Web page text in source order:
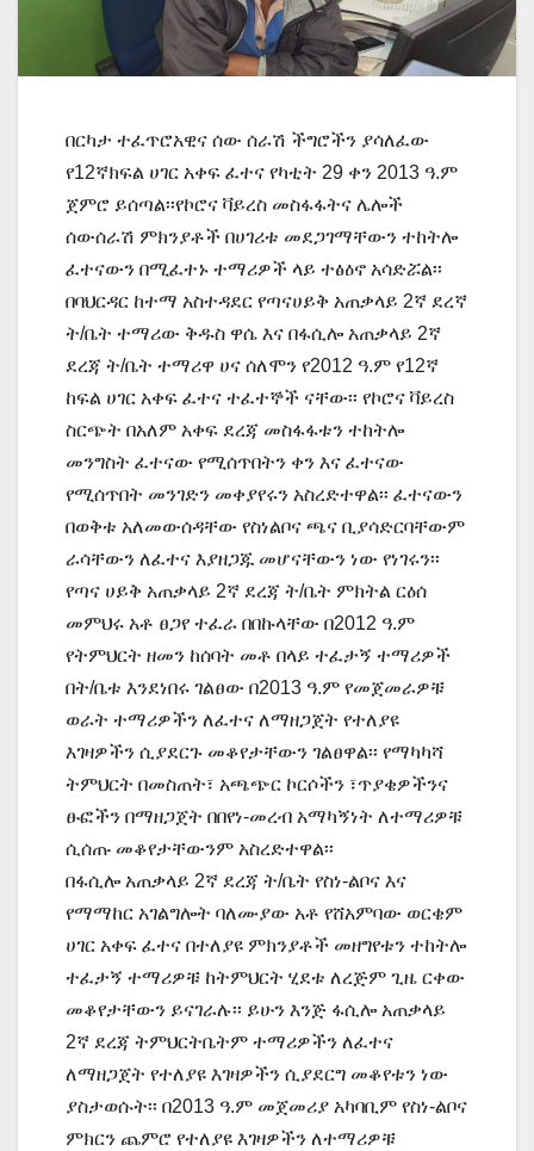
በርካታ ተፈጥሮአዊና ሰው ሰራሽ ችግሮችን ያሳለፈው
የ12ኛክፍል ሀገር አቀፍ ፈተና የካቲት 29 ቀን 2013 ዓ.ም
ጀምሮ ይሰጣል፡፡የኮሮና ቫይረስ መስፋፋትና ሌሎች
ሰውሰራሽ ምክንያቶች በሀገሪቱ መደጋገማቸውን ተከትሎ
ፈተናውን በሚፈተኑ ተማሪዎች ላይ ተፅዕኖ አሳድሯል፡፡
በባህርዳር ከተማ አስተዳደር የጣናሀይቅ አጠቃላይ 2ኛ ደረኛ
ት/ቤት ተማሪው ቅዱስ ዋሴ እና በፋሲሎ አጠቃላይ 2ኛ
ደረጃ ት/ቤት ተማሪዋ ሀና ሰለሞን የ2012 ዓ.ም የ12ኛ
ከፍል ሀገር አቀፍ ፈተና ተፈተኞች ናቸው፡፡ የኮሮና ቫይረስ
ስርጭት በአለም አቀፍ ደረጃ መስፋፋቱን ተከትሎ
መንግስት ፈተናው የሚሰጥበትን ቀን እና ፈተናው
የሚሰጥበት መንገድን መቀያየሩን አስረድተዋል፡፡ ፈተናውን
በወቅቱ አለመውሰዳቸው የስነልቦና ጫና ቢያሳድርባቸውም
ራሳቸውን ለፈተና እያዘጋጁ መሆናቸውን ነው የነገሩን፡፡
የጣና ሀይቅ አጠቃላይ 2ኛ ደረጃ ት/ቤት ምክትል ርዕሰ
መምህሩ አቶ ፀጋየ ተፈራ በበኩላቸው በ2012 ዓ.ም
የትምህርት ዘመን ከሰባት መቶ በላይ ተፈታኝ ተማሪዎች
በት/ቤቱ እንደነበሩ ገልፀው በ2013 ዓ.ም የመጀመራዎቹ
ወራት ተማሪዎችን ለፈተና ለማዘጋጀት የተለያዩ
እገዛዎችን ሲያደርጉ መቆየታቸውን ገልፀዋል፡፡ የማካካሻ
ትምህርት በመስጠት፣ አጫጭር ኮርሶችን ፣ጥያቄዎችንና
ፁፎችን በማዘጋጀት በበየነ-መረብ አማካኝነት ለተማሪዎቹ
ሲሰጡ መቆየታቸውንም አስረድተዋል፡፡
በፋሲሎ አጠቃላይ 2ኛ ደረጃ ት/ቤት የስነ-ልቦና እና
የማማከር አገልግሎት ባለሙያው አቶ የሸአምባው ወርቄም
ሀገር አቀፍ ፈተና በተለያዩ ምክንያቶች መዘግየቱን ተከትሎ
ተፈታኝ ተማሪዎቹ ከትምህርት ሂደቱ ለረጅም ጊዜ ርቀው
መቆየታቸውን ይናገራሉ፡፡ ይሁን እንጅ ፋሲሎ አጠቃላይ
2ኛ ደረጃ ትምህርትቤትም ተማሪዎችን ለፈተና
ለማዘጋጀት የተለያዩ እገዛዎችን ሲያደርግ መቆየቱን ነው
ያስታወሱት፡፡ በ2013 ዓ.ም መጀመሪያ አካባቢም የስነ-ልቦና
ምክርን ጨምሮ የተለያዩ እገዛዎችን ለተማሪዎቹ